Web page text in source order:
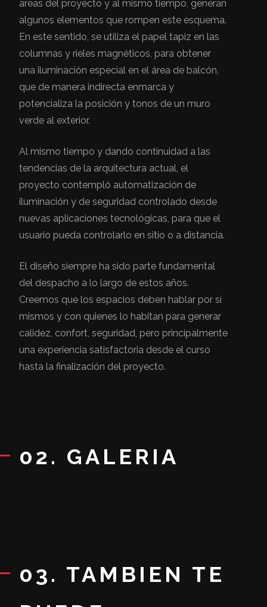
áreas del proyecto y al mismo tiempo, generan
algunos elementos que rompen este esquema.
En este sentido, se utiliza el papel tapiz en las
columnas y rieles magnéticos, para obtener
una iluminación especial en el área de balcón,
que de manera indirecta enmarca y
potencializa la posición y tonos de un muro
verde al exterior.
Al mismo tiempo y dando continuidad a las
tendencias de la arquitectura actual, el
proyecto contempló automatización de
iluminación y de seguridad controlado desde
nuevas aplicaciones tecnológicas, para que el
usuario pueda controlarlo en sitio o a distancia.
El diseño siempre ha sido parte fundamental
del despacho a lo largo de estos años.
Creemos que los espacios deben hablar por sí
mismos y con quienes lo habitan para generar
calidez, confort, seguridad, pero principalmente
una experiencia satisfactoria desde el curso
hasta la finalización del proyecto.
02. GALERIA
03. TAMBIEN TE